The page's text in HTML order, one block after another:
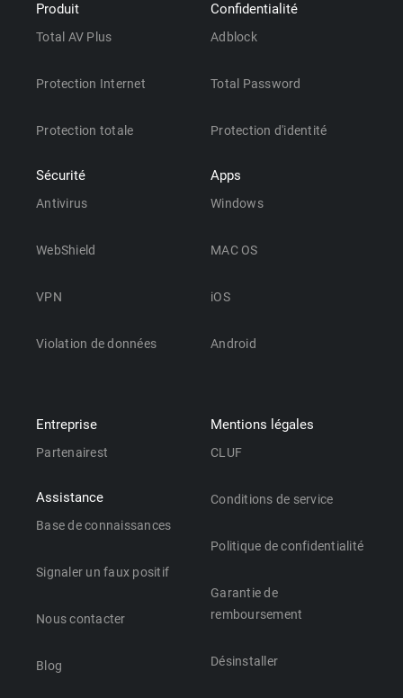
Produit
Total AV Plus
Protection Internet
Protection totale
Sécurité
Antivirus
WebShield
VPN
Violation de données
Confidentialité
Adblock
Total Password
Protection d'identité
Apps
Windows
MAC OS
iOS
Android
Entreprise
Partenairest
Assistance
Base de connaissances
Signaler un faux positif
Nous contacter
Blog
Mentions légales
CLUF
Conditions de service
Politique de confidentialité
Garantie de
remboursement
Désinstaller